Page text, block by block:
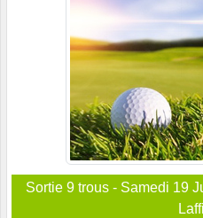
Sortie 9 trous - Samedi 19